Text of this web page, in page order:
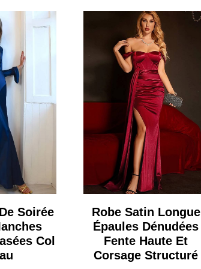
Soirée
Col
Robe Satin Longue
Épaules Dénudées
Fente Haute Et
Corsage Structuré